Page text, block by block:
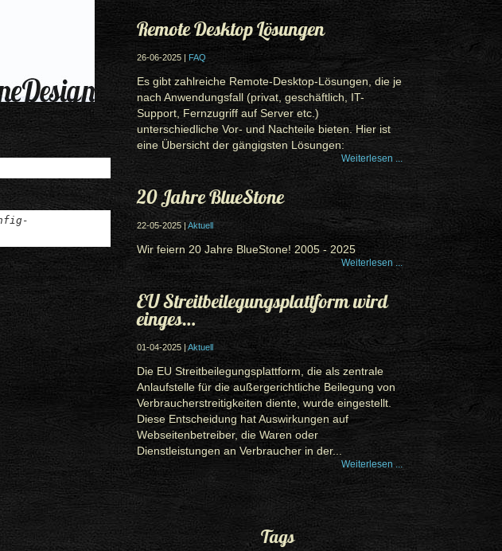
Remote Desktop Lösungen
26-06-2025 | FAQ
Es gibt zahlreiche Remote-Desktop-Lösungen, die je
nach Anwendungsfall (privat, geschäftlich, IT-
Support, Fernzugriff auf Server etc.)
unterschiedliche Vor- und Nachteile bieten. Hier ist
eine Übersicht der gängigsten Lösungen:
Weiterlesen ...
20 Jahre BlueStone
22-05-2025 |Aktuell
Wir feiern 20 Jahre BlueStone! 2005 - 2025
Weiterlesen ...
EU Streitbeilegungsplattform wird
einges…
01-04-2025 |Aktuell
Die EU Streitbeilegungsplattform, die als zentrale
Anlaufstelle für die außergerichtliche Beilegung von
Verbraucherstreitigkeiten diente, wurde eingestellt.
Diese Entscheidung hat Auswirkungen auf
Webseitenbetreiber, die Waren oder
Dienstleistungen an Verbraucher in der...
Weiterlesen ...
Tags